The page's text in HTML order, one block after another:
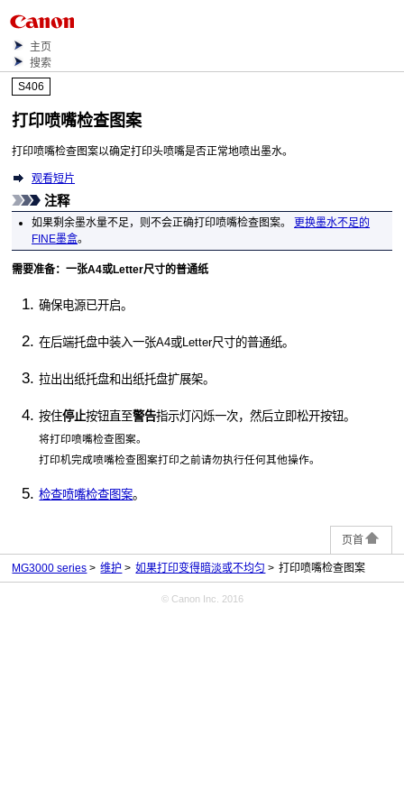
主页
搜索
S406
打印喷嘴检查图案
打印喷嘴检查图案以确定打印头喷嘴是否正常地喷出墨水。
观看短片
注释
如果剩余墨水量不足，则不会正确打印喷嘴检查图案。
更换墨水不足的
FINE墨盒。
需要准备：一张A4或Letter尺寸的普通纸
确保电源已开启。
在后端托盘中装入一张A4或Letter尺寸的普通纸。
拉出出纸托盘和出纸托盘扩展架。
按住停止按钮直至警告指示灯闪烁一次，然后立即松开按钮。
将打印喷嘴检查图案。
打印机完成喷嘴检查图案打印之前请勿执行任何其他操作。
检查喷嘴检查图案。
页首
MG3000 series 维护 如果打印变得暗淡或不均匀 打印喷嘴检查图案
© Canon Inc. 2016